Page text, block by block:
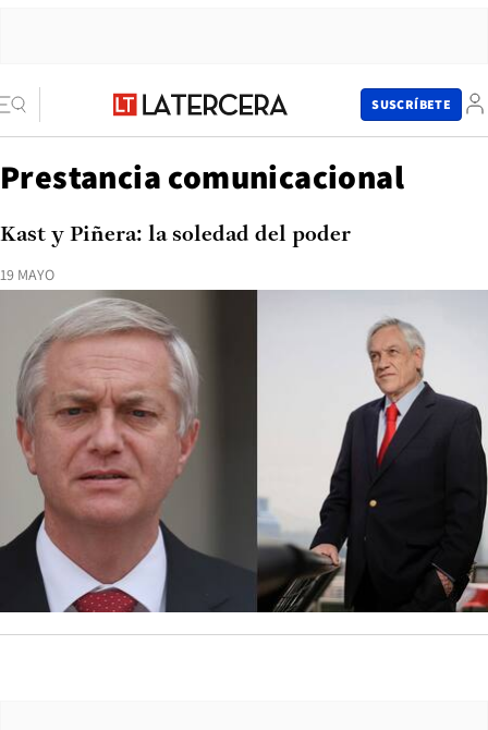
SUSCRÍBETE
Prestancia comunicacional
19 MAYO
Kast y Piñera: la soledad del poder